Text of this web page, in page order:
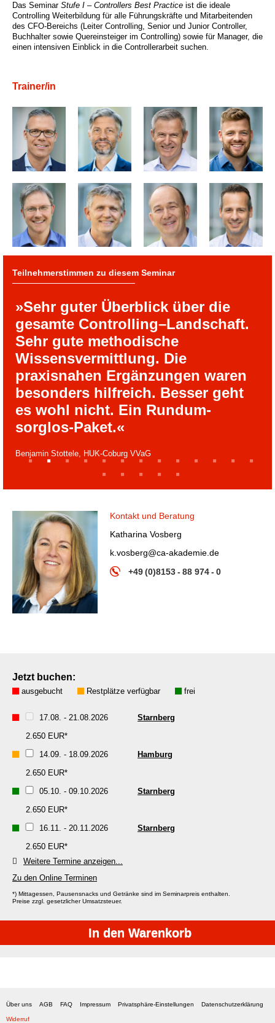
Das Seminar Stufe I – Controllers Best Practice ist die ideale
Controlling Weiterbildung für alle Führungskräfte und Mitarbeitenden
des CFO-Bereichs (Leiter Controlling, Senior und Junior Controller,
Buchhalter sowie Quereinsteiger im Controlling) sowie für Manager, die
einen intensiven Einblick in die Controllerarbeit suchen.
Trainer/in
Teilnehmerstimmen zu diesem Seminar
»Sehr guter Überblick über die
gesamte Controlling–Landschaft.
Sehr gute methodische
Wissensvermittlung. Die
praxisnahen Ergänzungen waren
besonders hilfreich. Besser geht
es wohl nicht. Ein Rundum-
sorglos-Paket.«
Benjamin Stottele, HUK-Coburg VVaG
1
2 3 4 5 6 7 8 9 10 11 12
13
14
15 16 17 18
Kontakt und Beratung
Katharina Vosberg
k.vosberg@ca-akademie.de
+49 (0)8153 - 88 974 - 0
Jetzt buchen:
ausgebucht Restplätze verfügbar frei
17.08. - 21.08.2026
Starnberg
2.650 EUR*
14.09. - 18.09.2026
Hamburg
2.650 EUR*
05.10. - 09.10.2026
Starnberg
2.650 EUR*
16.11. - 20.11.2026
Starnberg
2.650 EUR*
Weitere Termine anzeigen...
Zu den Online Terminen
*) Mittagessen, Pausensnacks und Getränke sind im Seminarpreis enthalten.
Preise zzgl. gesetzlicher Umsatzsteuer.
Über uns AGB FAQ Impressum Privatsphäre-Einstellungen Datenschutzerklärung
Widerruf